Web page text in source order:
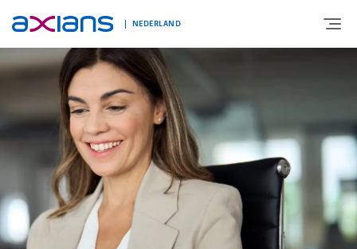
NEDERLAND
OVER AXIANS
EXPERTISE
MARKTSEGMENT